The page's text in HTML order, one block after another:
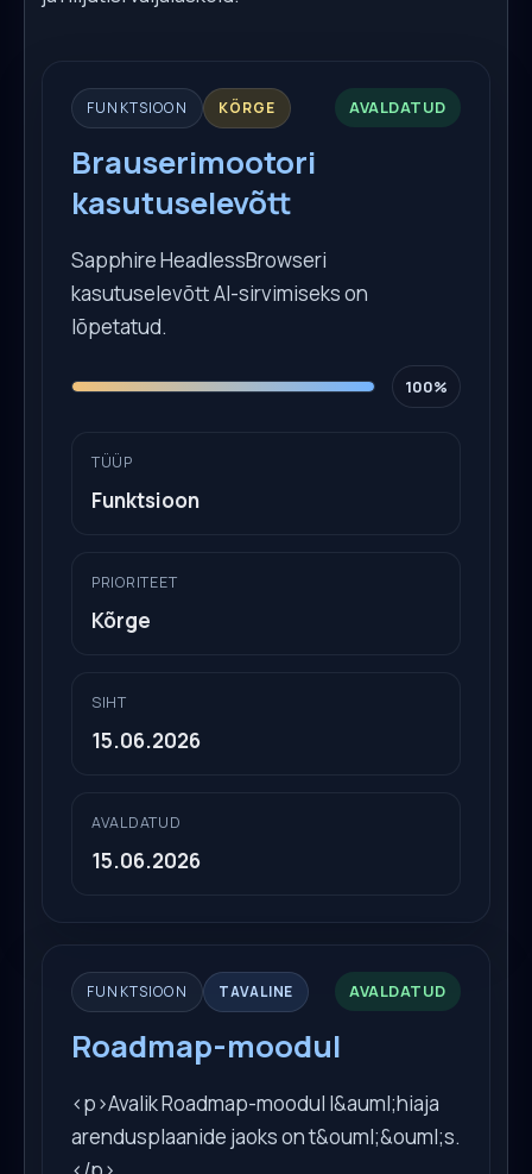
FUNKTSIOON KÕRGE AVALDATUD
Brauserimootori
kasutuselevõtt
Sapphire HeadlessBrowseri
kasutuselevõtt AI-sirvimiseks on
lõpetatud.
100%
TÜÜP
Funktsioon
PRIORITEET
Kõrge
SIHT
15.06.2026
AVALDATUD
15.06.2026
FUNKTSIOON TAVALINE AVALDATUD
Roadmap-moodul
<p>Avalik Roadmap-moodul l&auml;hiaja
arendusplaanide jaoks on t&ouml;&ouml;s.